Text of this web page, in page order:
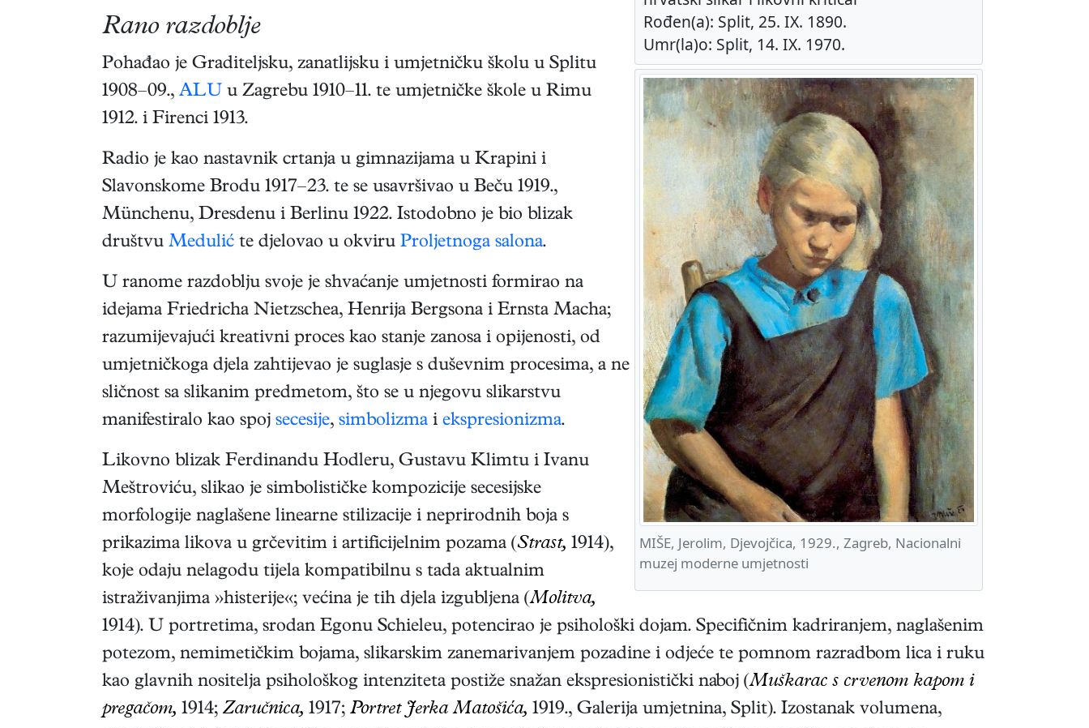
Rođen(a): Split, 25. IX. 1890.
Umr(la)o: Split, 14. IX. 1970.
MIŠE, Jerolim, Djevojčica, 1929., Zagreb, Nacionalni
muzej moderne umjetnosti
Rano razdoblje
Pohađao je Graditeljsku, zanatlijsku i umjetničku školu u Splitu
1908–09., ALU u Zagrebu 1910–11. te umjetničke škole u Rimu
1912. i Firenci 1913.
Radio je kao nastavnik crtanja u gimnazijama u Krapini i
Slavonskome Brodu 1917–23. te se usavršivao u Beču 1919.,
Münchenu, Dresdenu i Berlinu 1922. Istodobno je bio blizak
društvu Medulić te djelovao u okviru Proljetnoga salona.
U ranome razdoblju svoje je shvaćanje umjetnosti formirao na
idejama Friedricha Nietzschea, Henrija Bergsona i Ernsta Macha;
razumijevajući kreativni proces kao stanje zanosa i opijenosti, od
umjetničkoga djela zahtijevao je suglasje s duševnim procesima, a ne
sličnost sa slikanim predmetom, što se u njegovu slikarstvu
manifestiralo kao spoj secesije, simbolizma i ekspresionizma.
Likovno blizak Ferdinandu Hodleru, Gustavu Klimtu i Ivanu
Meštroviću, slikao je simbolističke kompozicije secesijske
morfologije naglašene linearne stilizacije i neprirodnih boja s
prikazima likova u grčevitim i artificijelnim pozama (Strast, 1914),
koje odaju nelagodu tijela kompatibilnu s tada aktualnim
istraživanjima »histerije«; većina je tih djela izgubljena (Molitva,
1914). U portretima, srodan Egonu Schieleu, potencirao je psihološki dojam. Specifičnim kadriranjem, naglašenim
potezom, nemimetičkim bojama, slikarskim zanemarivanjem pozadine i odjeće te pomnom razradbom lica i ruku
kao glavnih nositelja psihološkog intenziteta postiže snažan ekspresionistički naboj (Muškarac s crvenom kapom i
pregačom, 1914;Zaručnica, 1917; Portret Jerka Matošića, 1919., Galerija umjetnina, Split). Izostanak volumena,